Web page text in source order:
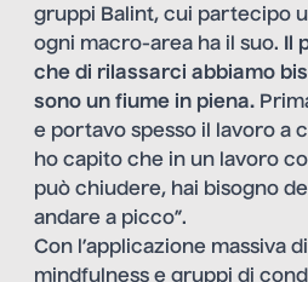
gruppi Balint, cui partecipo
ogni macro-area ha il suo. Il
che di rilassarci abbiamo
sono un fiume in piena.
e portavo spesso il lavoro a
ho capito che in un lavoro
può chiudere, hai bisogno
andare a picco”.
Con l’applicazione massiva
mindfulness e gruppi di